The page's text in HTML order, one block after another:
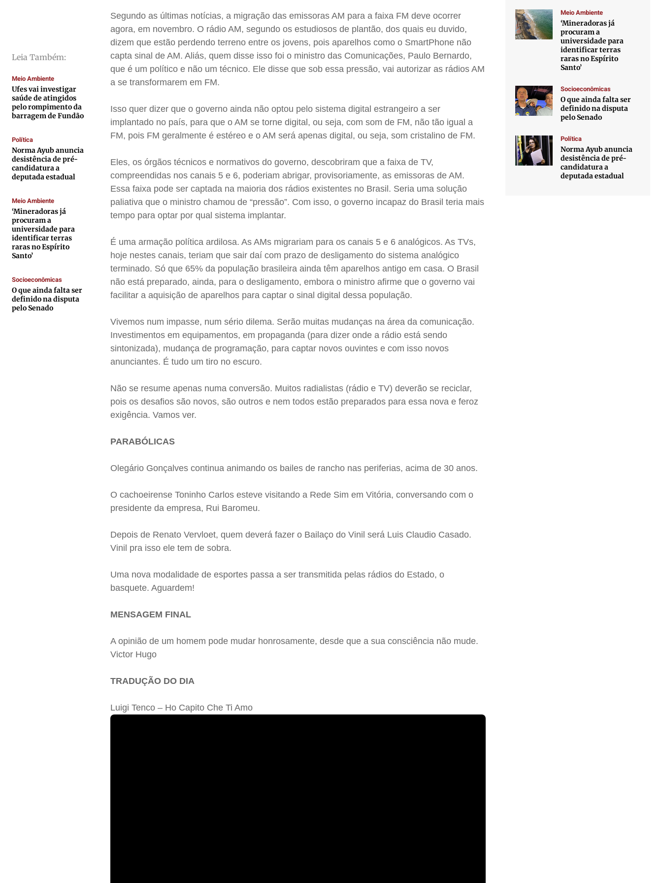
Caetano Roque
Gustavo Bastos
Jr Mignone (in memorian)
Publicidade Legal
Anuncie
Quem Somos
Expediente
Contato
Anuncie
Termos de Uso
Privacidade
Caetano Roque
Gustavo Bastos
Jr Mignone (in memorian)
Publicidade Legal
Anuncie
Quem Somos
Expediente
Contato
Anuncie
Termos de Uso
Privacidade
Caetano Roque
Gustavo Bastos
Jr Mignone (in memorian)
Publicidade Legal
Anuncie
Quem Somos
Expediente
Contato
Anuncie
Termos de Uso
Privacidade
Caetano Roque
Gustavo Bastos
Jr Mignone (in memorian)
Publicidade Legal
Anuncie
Quem Somos
Expediente
Contato
Anuncie
Termos de Uso
Privacidade
Leia Também:
Meio Ambiente
Ufes vai investigar
saúde de atingidos
pelo rompimento da
barragem de Fundão
Política
Norma Ayub anuncia
desistência de pré-
candidatura a
deputada estadual
Meio Ambiente
‘Mineradoras já
procuram a
universidade para
identificar terras
raras no Espírito
Santo’
Socioeconômicas
O que ainda falta ser
definido na disputa
pelo Senado
Segundo as últimas notícias, a migração das emissoras AM para a faixa FM deve ocorrer
agora, em novembro. O rádio AM, segundo os estudiosos de plantão, dos quais eu duvido,
dizem que estão perdendo terreno entre os jovens, pois aparelhos como o SmartPhone não
capta sinal de AM. Aliás, quem disse isso foi o ministro das Comunicações, Paulo Bernardo,
que é um político e não um técnico. Ele disse que sob essa pressão, vai autorizar as rádios AM
a se transformarem em FM.
Isso quer dizer que o governo ainda não optou pelo sistema digital estrangeiro a ser
implantado no país, para que o AM se torne digital, ou seja, com som de FM, não tão igual a
FM, pois FM geralmente é estéreo e o AM será apenas digital, ou seja, som cristalino de FM.
Eles, os órgãos técnicos e normativos do governo, descobriram que a faixa de TV,
compreendidas nos canais 5 e 6, poderiam abrigar, provisoriamente, as emissoras de AM.
Essa faixa pode ser captada na maioria dos rádios existentes no Brasil. Seria uma solução
paliativa que o ministro chamou de “pressão”. Com isso, o governo incapaz do Brasil teria mais
tempo para optar por qual sistema implantar.
É uma armação política ardilosa. As AMs migrariam para os canais 5 e 6 analógicos. As TVs,
hoje nestes canais, teriam que sair daí com prazo de desligamento do sistema analógico
terminado. Só que 65% da população brasileira ainda têm aparelhos antigo em casa. O Brasil
não está preparado, ainda, para o desligamento, embora o ministro afirme que o governo vai
facilitar a aquisição de aparelhos para captar o sinal digital dessa população.
Vivemos num impasse, num sério dilema. Serão muitas mudanças na área da comunicação.
Investimentos em equipamentos, em propaganda (para dizer onde a rádio está sendo
sintonizada), mudança de programação, para captar novos ouvintes e com isso novos
anunciantes. É tudo um tiro no escuro.
Não se resume apenas numa conversão. Muitos radialistas (rádio e TV) deverão se reciclar,
pois os desafios são novos, são outros e nem todos estão preparados para essa nova e feroz
exigência. Vamos ver.
PARABÓLICAS
Olegário Gonçalves continua animando os bailes de rancho nas periferias, acima de 30 anos.
O cachoeirense Toninho Carlos esteve visitando a Rede Sim em Vitória, conversando com o
presidente da empresa, Rui Baromeu.
Depois de Renato Vervloet, quem deverá fazer o Bailaço do Vinil será Luis Claudio Casado.
Vinil pra isso ele tem de sobra.
Uma nova modalidade de esportes passa a ser transmitida pelas rádios do Estado, o
basquete. Aguardem!
MENSAGEM FINAL
A opinião de um homem pode mudar honrosamente, desde que a sua consciência não mude.
Victor Hugo
TRADUÇÃO DO DIA
Luigi Tenco – Ho Capito Che Ti Amo
Meio Ambiente
‘Mineradoras já
procuram a
universidade para
identificar terras
raras no Espírito
Santo’
Socioeconômicas
O que ainda falta ser
definido na disputa
pelo Senado
Política
Norma Ayub anuncia
desistência de pré-
candidatura a
deputada estadual